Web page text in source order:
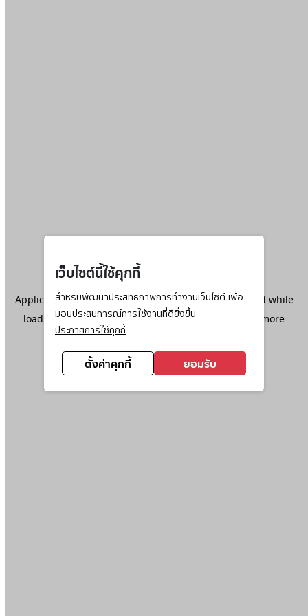
เว็บไซต์นี้ใช้คุกกี้
สำหรับพัฒนาประสิทธิภาพการทำงานเว็บไซต์ เพื่อ
มอบประสบการณ์การใช้งานที่ดียิ่งขึ้น
ประกาศการใช้คุกกี้
ตั้งค่าคุกกี้ ยอมรับ
Application error: aclient-side exception has occurred while
loadingwww.ktc.co.th(see the browser console
for more
information).